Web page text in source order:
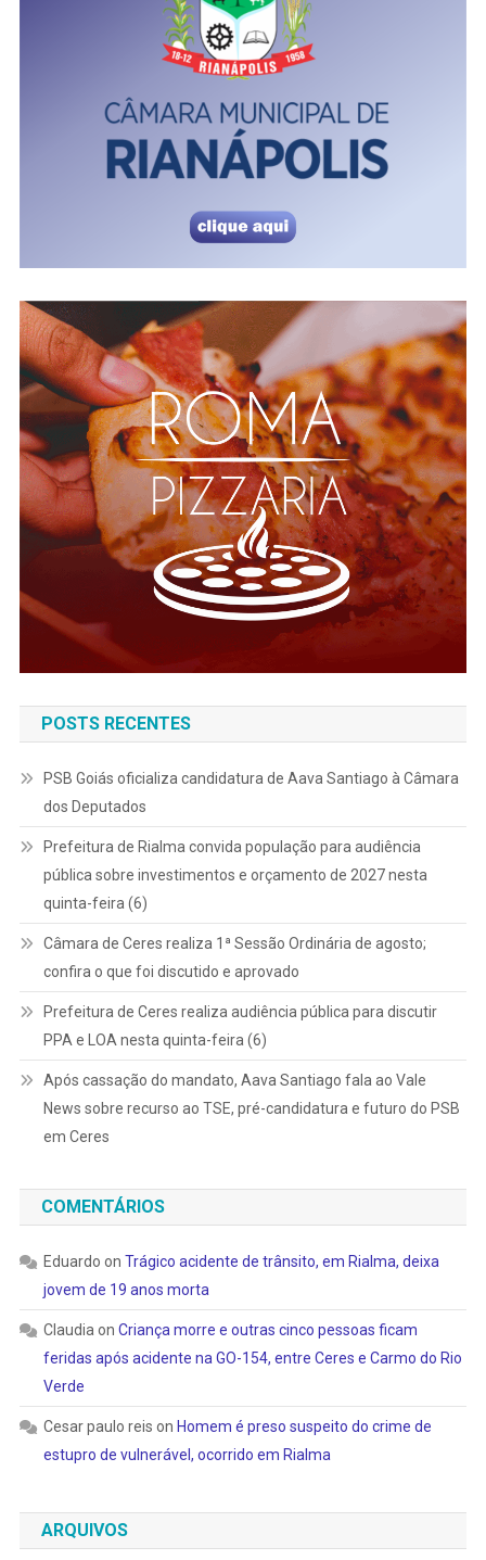
POSTS RECENTES
PSB Goiás oficializa candidatura de Aava Santiago à Câmara
dos Deputados
Prefeitura de Rialma convida população para audiência
pública sobre investimentos e orçamento de 2027 nesta
quinta-feira (6)
Câmara de Ceres realiza 1ª Sessão Ordinária de agosto;
confira o que foi discutido e aprovado
Prefeitura de Ceres realiza audiência pública para discutir
PPA e LOA nesta quinta-feira (6)
Após cassação do mandato, Aava Santiago fala ao Vale
News sobre recurso ao TSE, pré-candidatura e futuro do PSB
em Ceres
COMENTÁRIOS
Eduardo on Trágico acidente de trânsito, em Rialma, deixa
jovem de 19 anos morta
Claudia on Criança morre e outras cinco pessoas ficam
feridas após acidente na GO-154, entre Ceres e Carmo do Rio
Verde
Cesar paulo reis on Homem é preso suspeito do crime de
estupro de vulnerável, ocorrido em Rialma
ARQUIVOS